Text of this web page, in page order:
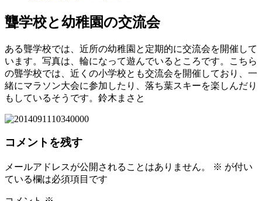
聾学校と幼稚園の交流会
ある聾学校では、近所の幼稚園と定期的に交流会を開催して
います。写真は、輪になって遊んでいるところです。こちら
の聾学校では、近くの小学校とも交流会を開催しており、一
緒にマラソン大会に参加したり、落ち葉スキーを楽しんだり
もしているそうです。鈴木まさと
コメントを残す
メールアドレスが公開されることはありません。 ※ が付い
ている欄は必須項目です